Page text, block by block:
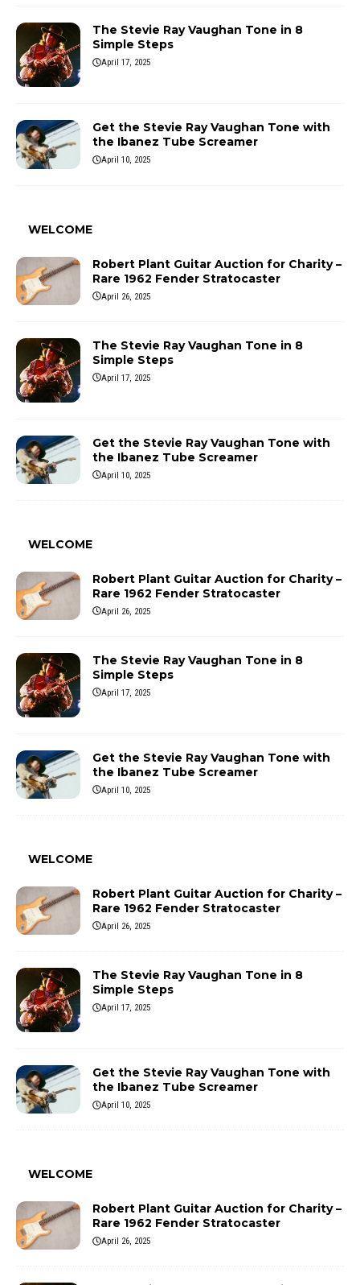
The Stevie Ray Vaughan Tone in 8
Simple Steps
April 17, 2025
Get the Stevie Ray Vaughan Tone with
the Ibanez Tube Screamer
April 10, 2025
WELCOME
Robert Plant Guitar Auction for Charity –
Rare 1962 Fender Stratocaster
April 26, 2025
The Stevie Ray Vaughan Tone in 8
Simple Steps
April 17, 2025
Get the Stevie Ray Vaughan Tone with
the Ibanez Tube Screamer
April 10, 2025
WELCOME
Robert Plant Guitar Auction for Charity –
Rare 1962 Fender Stratocaster
April 26, 2025
The Stevie Ray Vaughan Tone in 8
Simple Steps
April 17, 2025
Get the Stevie Ray Vaughan Tone with
the Ibanez Tube Screamer
April 10, 2025
WELCOME
Robert Plant Guitar Auction for Charity –
Rare 1962 Fender Stratocaster
April 26, 2025
The Stevie Ray Vaughan Tone in 8
Simple Steps
April 17, 2025
Get the Stevie Ray Vaughan Tone with
the Ibanez Tube Screamer
April 10, 2025
WELCOME
Robert Plant Guitar Auction for Charity –
Rare 1962 Fender Stratocaster
April 26, 2025